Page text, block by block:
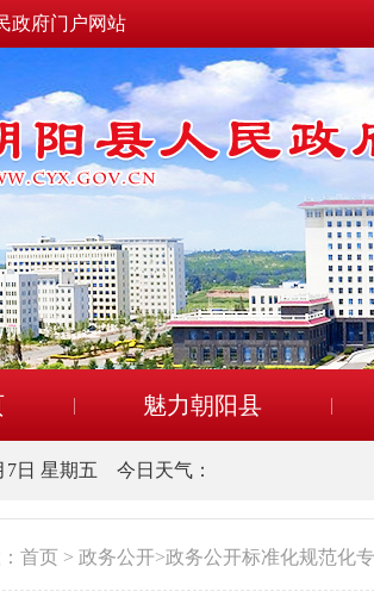
政府门户网站
魅力朝阳县
7日 星期五 今日天气：
首页 > 政务公开>政务公开标准化规范化